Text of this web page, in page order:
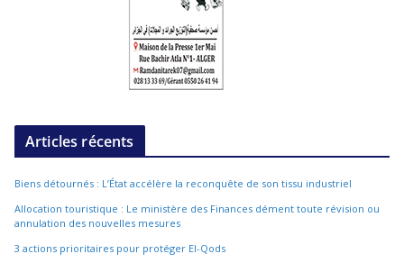
Articles récents
Biens détournés : L’État accélère la reconquête de son tissu industriel
Allocation touristique : Le ministère des Finances dément toute révision ou
annulation des nouvelles mesures
3 actions prioritaires pour protéger El-Qods